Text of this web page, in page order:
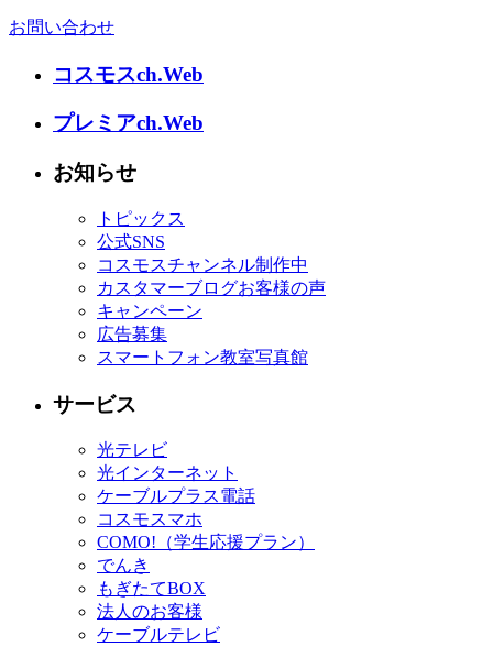
お問い合わせ
コスモスch.Web
プレミアch.Web
お知らせ
トピックス
公式SNS
コスモスチャンネル制作中
カスタマーブログお客様の声
キャンペーン
広告募集
スマートフォン教室写真館
サービス
光テレビ
光インターネット
ケーブルプラス電話
コスモスマホ
COMO!（学生応援プラン）
でんき
もぎたてBOX
法人のお客様
ケーブルテレビ